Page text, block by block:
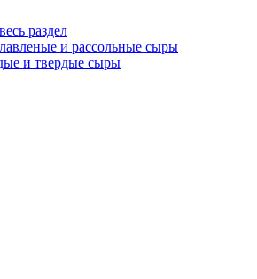
раздел
и рассольные сыры
и твердые сыры